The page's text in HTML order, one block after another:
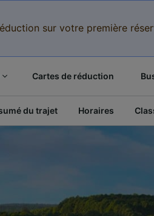
sur votre première
Cartes de réduction
du trajet Horaires